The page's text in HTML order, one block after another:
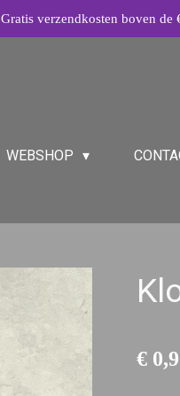
Gratis verzendkosten boven de
WEBSHOP
€